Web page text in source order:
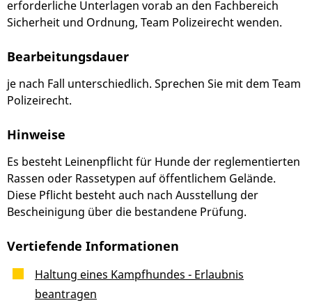
erforderliche Unterlagen vorab an den Fachbereich
Sicherheit und Ordnung, Team Polizeirecht wenden.
Bearbeitungsdauer
je nach Fall unterschiedlich. Sprechen Sie mit dem Team
Polizeirecht.
Hinweise
Es besteht Leinenpflicht für Hunde der reglementierten
Rassen oder Rassetypen auf öffentlichem Gelände.
Diese Pflicht besteht auch nach Ausstellung der
Bescheinigung über die bestandene Prüfung.
Vertiefende Informationen
Haltung eines Kampfhundes - Erlaubnis
beantragen